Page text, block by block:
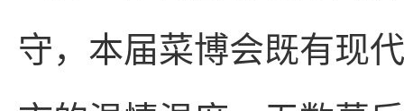
守，本届菜博会既有现